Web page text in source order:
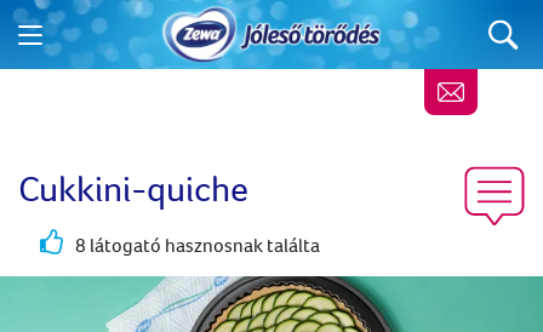
Cukkini-quiche
8 látogató hasznosnak találta